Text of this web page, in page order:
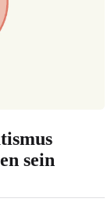
sein